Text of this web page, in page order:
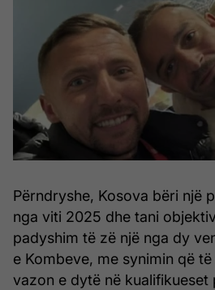
Përndryshe, Kosova bëri një
nga viti 2025 dhe tani
padyshim të zë një nga dy
e Kombeve, me synimin që
vazon e dytë në kualifikueset